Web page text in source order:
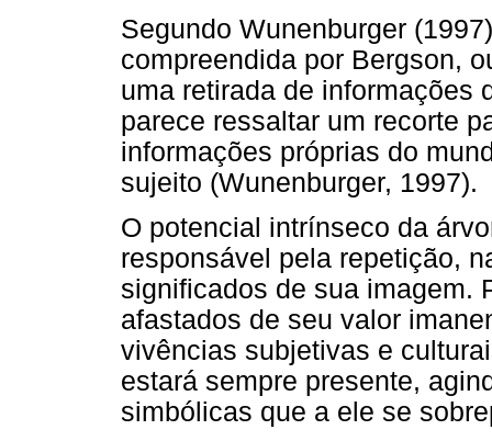
Segundo Wunenburger
compreendida por Bergson,
uma retirada de informações
parece ressaltar um recorte
informações próprias do
sujeito (Wunenburger, 1997).
O potencial intrínseco da
responsável pela repetição,
significados de sua imagem.
afastados de seu valor
vivências subjetivas e
estará sempre presente,
simbólicas que a ele se